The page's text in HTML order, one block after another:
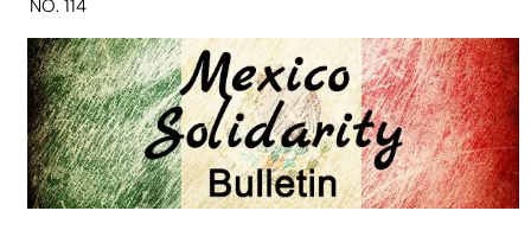
NO. 114